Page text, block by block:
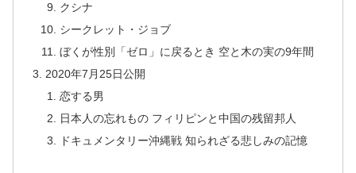
クシナ
シークレット・ジョブ
ぼくが性別「ゼロ」に戻るとき 空と木の実の9年間
2020年7月25日公開
恋する男
日本人の忘れもの フィリピンと中国の残留邦人
ドキュメンタリー沖縄戦 知られざる悲しみの記憶